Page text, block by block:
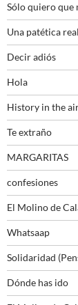
Sólo quiero que
Una patética
Decir adiós
Hola
History in the
Te extraño
MARGARITAS
confesiones
El Molino de
Whatsaap
Solidaridad
Dónde has ido